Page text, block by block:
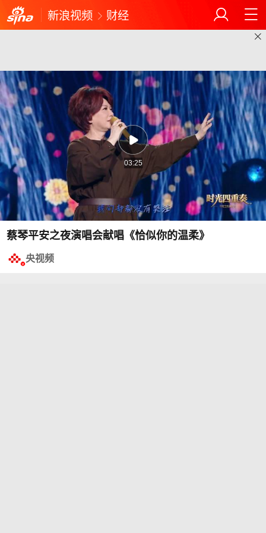
新浪视频 财经
03:25
蔡琴平安之夜演唱会献唱《恰似你的温柔》
央视频